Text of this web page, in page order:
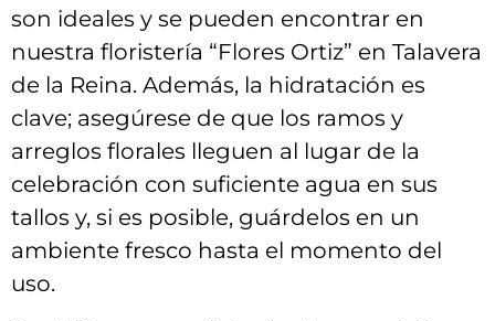
son ideales y se pueden encontrar en
nuestra floristería “Flores Ortiz” en Talavera
‍de ‍la Reina. Además, la hidratación es
clave; ⁢asegúrese ‌de que⁢ los ramos y
⁤arreglos florales lleguen al lugar de la
celebración con‌ suficiente ⁣agua en sus
tallos y, si es posible, guárdelos⁤ en un
ambiente fresco ‌hasta ⁣el momento del
uso.